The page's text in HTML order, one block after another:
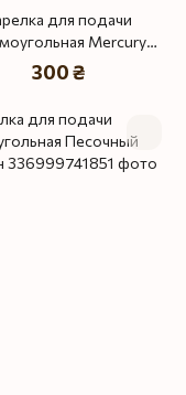
для подачи
Mercury
Коричневый Лофт
300 ₴